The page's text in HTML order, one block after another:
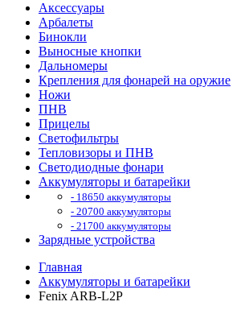
Аксессуары
Арбалеты
Бинокли
Выносные кнопки
Дальномеры
Крепления для фонарей на оружие
Ножи
ПНВ
Прицелы
Светофильтры
Тепловизоры и ПНВ
Светодиодные фонари
Аккумуляторы и батарейки
- 18650 аккумуляторы
- 20700 аккумуляторы
- 21700 аккумуляторы
Зарядные устройства
Главная
Аккумуляторы и батарейки
Fenix ARB-L2P